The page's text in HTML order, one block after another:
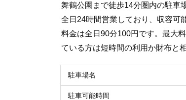
舞鶴公園まで徒歩14分圏内の駐車
全日24時間営業しており、収容可
料金は全日90分100円です。最大
ている方は短時間の利用か財布と
駐車場名
駐車可能時間